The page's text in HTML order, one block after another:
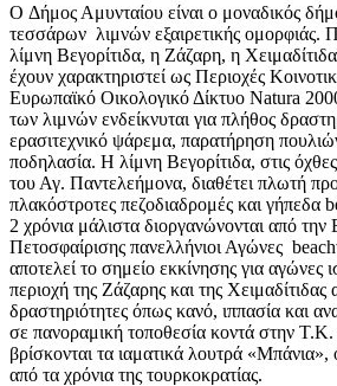
O Δήμος Αμυνταίου είναι ο μοναδικός
τεσσάρων λιμνών εξαιρετικής ομορφιάς.
λίμνη Βεγορίτιδα, η Ζάζαρη, η
έχουν χαρακτηριστεί ως Περιοχές
Ευρωπαϊκό Οικολογικό Δίκτυο Natura
των λιμνών ενδείκνυται για πλήθος
ερασιτεχνικό ψάρεμα, παρατήρηση
ποδηλασία. Η λίμνη Βεγορίτιδα, στις
του Αγ. Παντελεήμονα, διαθέτει πλωτή
πλακόστροτες πεζοδιαδρομές και γήπεδα
2 χρόνια μάλιστα διοργανώνονται από
Πετοσφαίρισης πανελλήνιοι Αγώνες
αποτελεί το σημείο εκκίνησης για αγώνες
περιοχή της Ζάζαρης και της Χειμαδίτιδας
δραστηριότητες όπως κανό, ιππασία και
σε πανοραμική τοποθεσία κοντά στην
βρίσκονται τα ιαματικά λουτρά «Μπάνια»,
από τα χρόνια της τουρκοκρατίας.